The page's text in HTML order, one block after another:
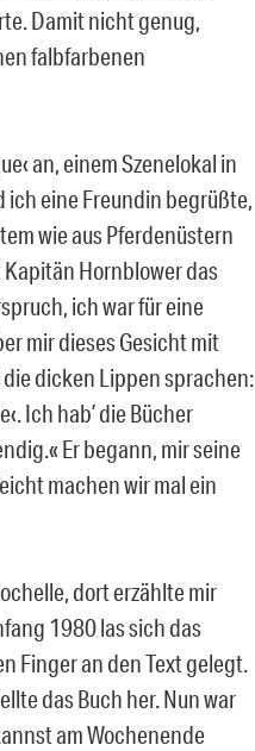
Damit nicht genug,
falbfarbenen
an, einem Szenelokal in
ich eine Freundin begrüßte,
wie aus Pferdenüstern
Hornblower das
ich war für eine
mir dieses Gesicht mit
dicken Lippen sprachen:
Ich hab’ die Bücher
Er begann, mir seine
machen wir mal ein
dort erzählte mir
1980 las sich das
Finger an den Text gelegt.
das Buch her. Nun war
am Wochenende